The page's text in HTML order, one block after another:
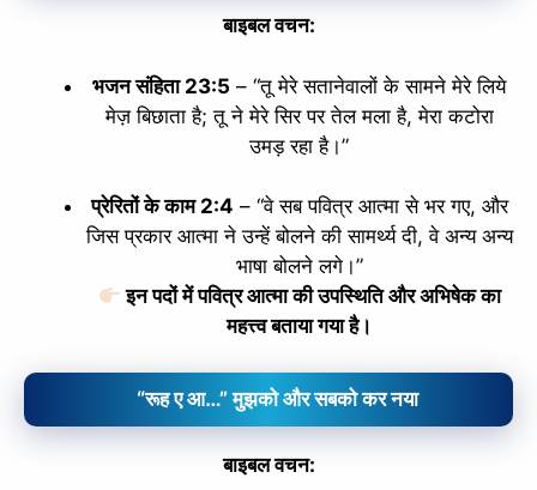
बाइबल वचन:
भजन संहिता 23:5 – “तू मेरे सतानेवालों के सामने मेरे लिये
मेज़बिछाता है;तू ने मेरे सिर पर तेल मला है,मेरा कटोरा
उमड़ रहा है।”
प्रेरितों के काम 2:4 – “वे सब पवित्र आत्मा से भर गए, और
जिस प्रकार आत्मा ने उन्हें बोलने की सामर्थ्य दी, वे अन्य अन्य
भाषा बोलने लगे।”
इन पदों में पवित्र आत्मा की उपस्थिति और अभिषेक का
महत्त्व बताया गया है।
“रूह ए आ…” मुझको और सबको कर नया
बाइबल वचन: